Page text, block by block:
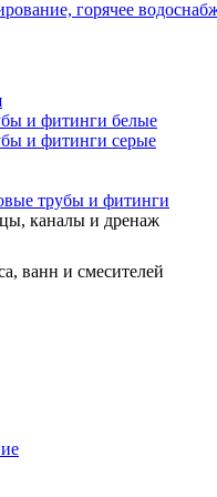
горячее
и фитинги белые
и фитинги серые
трубы и фитинги
каналы и дренаж
ванн и смесителей